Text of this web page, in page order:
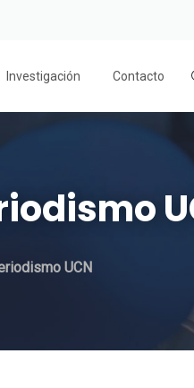
Investigación Contacto
UCN